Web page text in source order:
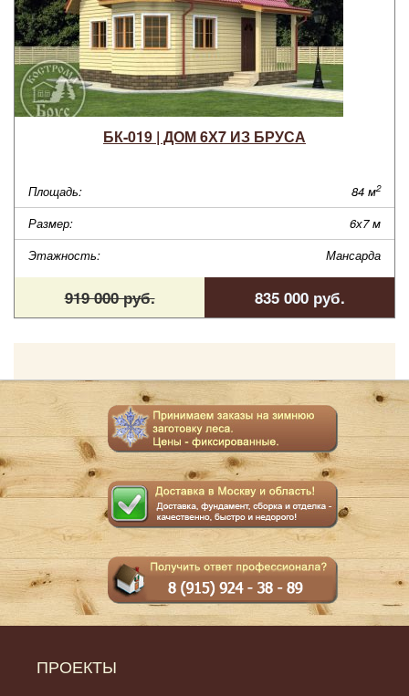
БК-019 | ДОМ 6Х7 ИЗ БРУСА
Площадь: 84 м2
Размер:
6х7 м
Этажность:
Мансарда
919 000 руб. 835 000 руб.
ПРОЕКТЫ